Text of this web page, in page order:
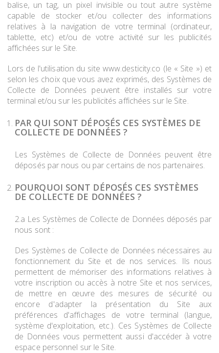
balise, un tag, un pixel invisible ou tout autre système
capable de stocker et/ou collecter des informations
relatives à la navigation de votre terminal (ordinateur,
tablette, etc) et/ou de votre activité sur les publicités
affichées sur le Site.
Lors de l'utilisation du site www.desticity.co (le « Site ») et
selon les choix que vous avez exprimés, des Systèmes de
Collecte de Données peuvent être installés sur votre
terminal et/ou sur les publicités affichées sur le Site.
PAR QUI SONT DÉPOSÉS CES SYSTÈMES DE
COLLECTE DE DONNÉES ?
Les Systèmes de Collecte de Données peuvent être
déposés par nous ou par certains de nos partenaires.
POURQUOI SONT DÉPOSÉS CES SYSTÈMES
DE COLLECTE DE DONNÉES ?
2.a Les Systèmes de Collecte de Données déposés par
nous sont :
Des Systèmes de Collecte de Données nécessaires au
fonctionnement du Site et de nos services. Ils nous
permettent de mémoriser des informations relatives à
votre inscription ou accès à notre Site et nos services,
de mettre en œuvre des mesures de sécurité ou
encore d'adapter la présentation du Site aux
préférences d'affichages de votre terminal (langue,
système d'exploitation, etc.). Ces Systèmes de Collecte
de Données vous permettent aussi d'accéder à votre
espace personnel sur le Site.